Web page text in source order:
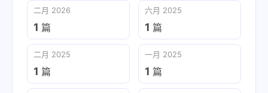
二月 2026
1 篇
六月 2025
1 篇
二月 2025
1 篇
一月 2025
1 篇